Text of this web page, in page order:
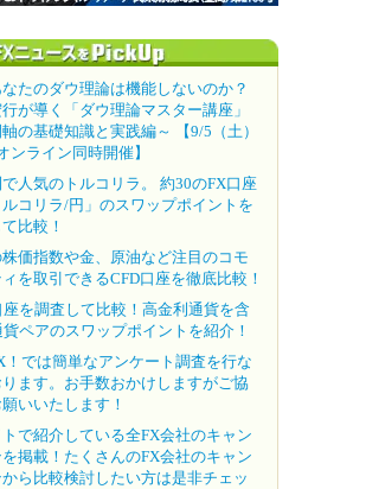
たのダウ理論は機能しないのか？
が導く「ダウ理論マスター講座」
の基礎知識と実践編～ 【9/5（土）
ンライン同時開催】
人気のトルコリラ。 約30のFX口座
コリラ/円」のスワップポイントを
比較！
価指数や金、原油など注目のコモ
を取引できるCFD口座を徹底比較！
座を調査して比較！高金利通貨を含
ペアのスワップポイントを紹介！
！では簡単なアンケート調査を行な
ります。お手数おかけしますがご協
いいたします！
で紹介している全FX会社のキャン
掲載！たくさんのFX会社のキャン
ら比較検討したい方は是非チェッ